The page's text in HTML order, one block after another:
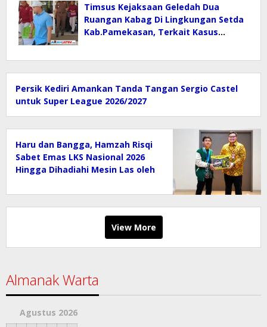
Timsus Kejaksaan Geledah Dua
Ruangan Kabag Di Lingkungan Setda
Kab.Pamekasan, Terkait Kasus
Persik Kediri Amankan Tanda Tangan Sergio Castel
untuk Super League 2026/2027
Haru dan Bangga, Hamzah Risqi
Sabet Emas LKS Nasional 2026
Hingga Dihadiahi Mesin Las oleh
View More
Almanak Warta
Agustus 2026